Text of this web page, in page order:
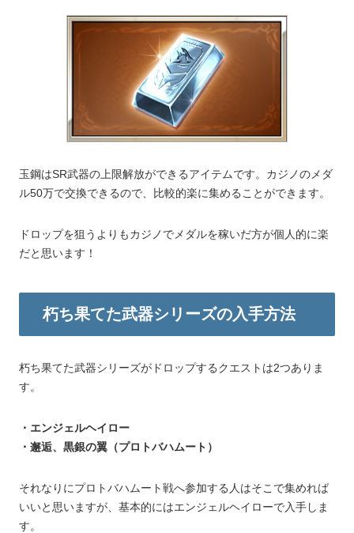
玉鋼はSR武器の上限解放ができるアイテムです。カジノのメダ
ル50万で交換できるので、比較的楽に集めることができます。
ドロップを狙うよりもカジノでメダルを稼いだ方が個人的に楽
だと思います！
朽ち果てた武器シリーズの入手方法
朽ち果てた武器シリーズがドロップするクエストは2つありま
す。
・エンジェルヘイロー
・邂逅、黒銀の翼（プロトバハムート）
それなりにプロトバハムート戦へ参加する人はそこで集めれば
いいと思いますが、基本的にはエンジェルヘイローで入手しま
す。